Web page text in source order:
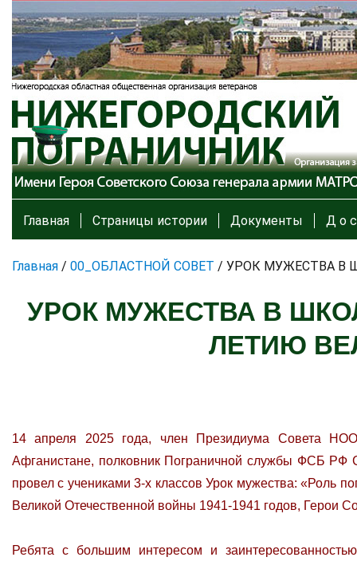
Главная Страницы истории Документы Д о с
Главная / 00_ОБЛАСТНОЙ СОВЕТ / УРОК МУЖЕСТВА В
УРОК МУЖЕСТВА В
ЛЕТИЮ
14 апреля 2025 года, член Президиума Совета
Афганистане, полковник Пограничной службы ФСБ
провел с учениками 3-х классов Урок мужества: «Роль
Великой Отечественной войны 1941-1941 годов, Герои
Ребята с большим интересом и